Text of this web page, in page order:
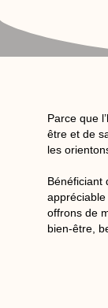
Parce que
être et de
les
Bénéficiant
offrons de
bien-être,